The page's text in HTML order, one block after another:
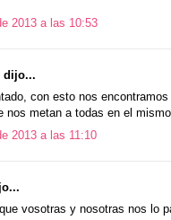
2013 a las 10:53
dijo...
con esto nos
nos metan a todas en el
2013 a las 11:10
vosotras y nosotras nos lo